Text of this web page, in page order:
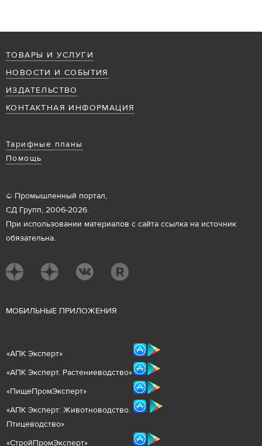
ТОВАРЫ И УСЛУГИ
НОВОСТИ И СОБЫТИЯ
ИЗДАТЕЛЬСТВО
КОНТАКТНАЯ ИНФОРМАЦИЯ
Тарифные планы
Помощь
© Промышленный портал,
СД Групп, 2006-2026.
При использовании материалов с сайта ссылка на источник
обязательна.
МОБИЛЬНЫЕ ПРИЛОЖЕНИЯ
«АПК Эксперт»
«АПК Эксперт. Растениеводство»
«ПищеПромЭксперт»
«АПК Эксперт: Животноводство.
Птицеводство»
«СтройПромЭксперт»